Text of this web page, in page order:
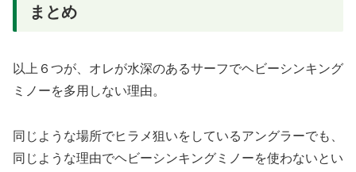
まとめ
以上６つが、オレが水深のあるサーフでヘビーシンキング
ミノーを多用しない理由。
同じような場所でヒラメ狙いをしているアングラーでも、
同じような理由でヘビーシンキングミノーを使わないとい